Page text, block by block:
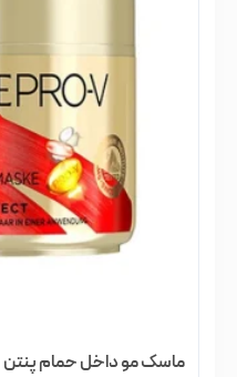
ماسک مو داخل حمام پنتن